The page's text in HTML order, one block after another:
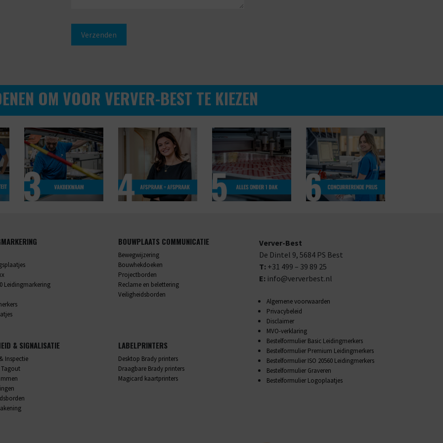
OM VOOR VERVER-BEST TE KIEZEN
Leidingmarkering
BOUWPLAATS COMMUNICATIE
Bewegwijzering
Bouwhekdoeken
Projectborden
Reclame en belettering
Veiligheidsborden
& SIGNALISATIE
Inspectie
LABELPRINTERS
Desktop Brady printers
Draagbare Brady printers
Magicard kaartprinters
Verver-Best
De Dintel 9, 5684 PS Best
T: +31 499 – 39 89 25
E: info@ververbest.nl
Algemene voorwaarden
Privacybeleid
Disclaimer
MVO-verklaring
Bestelformulier Basic Leidingmerkers
Bestelformulier Premium Leidingmerkers
Bestelformulier ISO 20560 Leidingmerkers
Bestelformulier Graveren
Bestelformulier Logoplaatjes